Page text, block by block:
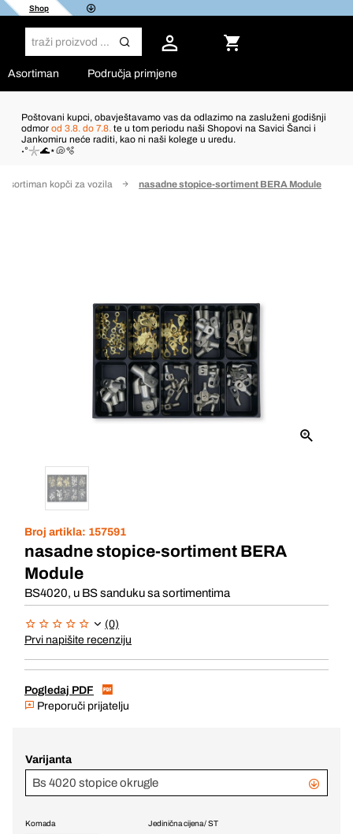
Shop
Asortiman Područja primjene
Poštovani kupci, obavještavamo vas da odlazimo na zasluženi godišnji
odmor od 3.8. do 7.8. te u tom periodu naši Shopovi na Savici Šanci i
Jankomiru neće raditi, kao ni naši kolege u uredu.
˖°𓇼🌊⋆🐚🫧
Asortiman kopči za vozila nasadne stopice-sortiment BERA Module
Broj artikla: 157591
nasadne stopice-sortiment BERA
Module
BS4020, u BS sanduku sa sortimentima
(0)
Prvi napišite recenziju
Pogledaj PDF
Preporuči prijatelju
Varijanta
Bs 4020 stopice okrugle
Jedinična cijena / ST
Komada